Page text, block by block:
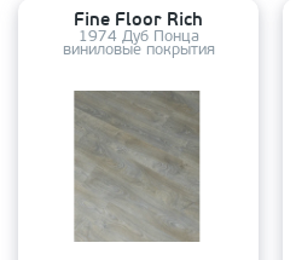
Fine Floor Rich
1974 Дуб Понца
виниловые покрытия